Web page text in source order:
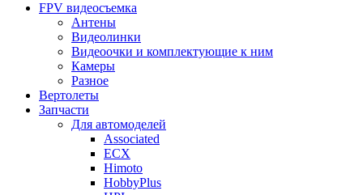
FPV видеосъемка
Антены
Видеолинки
Видеоочки и комплектующие к ним
Камеры
Разное
Вертолеты
Запчасти
Для автомоделей
Associated
ECX
Himoto
HobbyPlus